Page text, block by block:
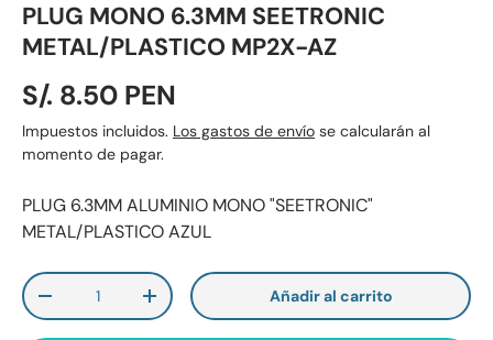
PLUG MONO 6.3MM SEETRONIC
METAL/PLASTICO MP2X-AZ
S/. 8.50 PEN
Impuestos incluidos. Los gastos de envío se calcularán al
momento de pagar.
PLUG 6.3MM ALUMINIO MONO "SEETRONIC"
METAL/PLASTICO AZUL
Cant.
-
+ Añadir al carrito